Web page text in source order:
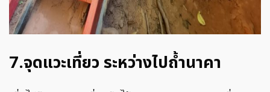
7.จุดแวะเที่ยว ระหว่างไปถ้ำนาคา